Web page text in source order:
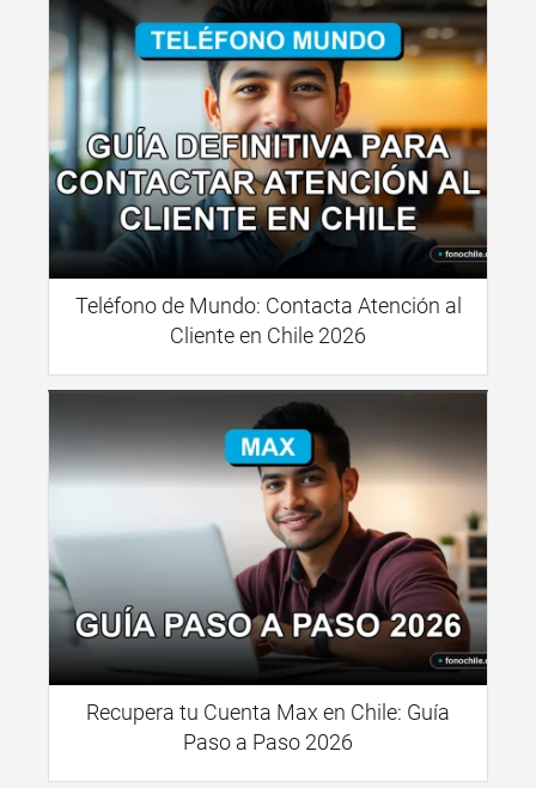
Teléfono de Mundo: Contacta Atención al
Cliente en Chile 2026
Recupera tu Cuenta Max en Chile: Guía
Paso a Paso 2026